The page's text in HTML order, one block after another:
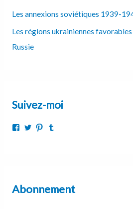
Les annexions soviétiques 1939-
Les régions ukrainiennes
Russie
Suivez-moi
Abonnement